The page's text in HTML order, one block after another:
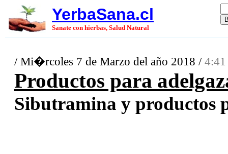
YerbaSana.cl
Sanate con hierbas, Salud Natural
/ Mi�rcoles 7 de Marzo del año 2018 /
Productos para
Sibutramina y productos